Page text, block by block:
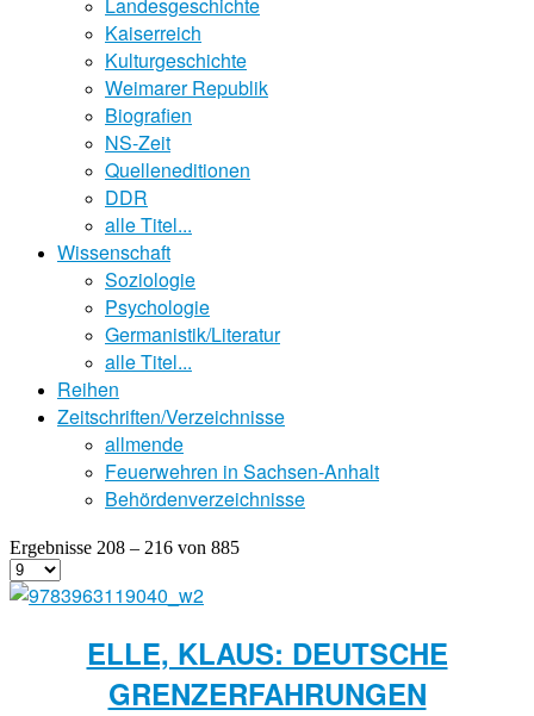
Kaiserreich
Kulturgeschichte
Weimarer Republik
Biografien
NS-Zeit
Quelleneditionen
DDR
alle Titel...
Wissenschaft
Soziologie
Psychologie
Germanistik/Literatur
alle Titel...
Reihen
Zeitschriften/Verzeichnisse
allmende
Feuerwehren in Sachsen-Anhalt
Behördenverzeichnisse
Ergebnisse 208 – 216 von 885
ELLE, KLAUS: DEUTSCHE
GRENZERFAHRUNGEN